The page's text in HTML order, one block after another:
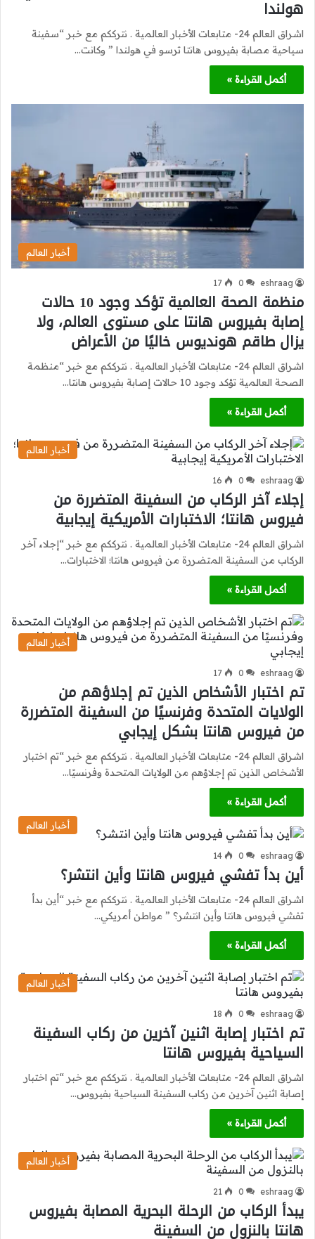
هولندا
اشراق العالم 24- متابعات الأخبار العالمية . نترككم مع خبر “سفينة
سياحية مصابة بفيروس هانتا ترسو في هولندا ” وكانت…
أكمل القراءة »
أخبار العالم
eshraag
0
17
منظمة الصحة العالمية تؤكد وجود 10 حالات
إصابة بفيروس هانتا على مستوى العالم، ولا
يزال طاقم هونديوس خاليًا من الأعراض
اشراق العالم 24- متابعات الأخبار العالمية . نترككم مع خبر “منظمة
الصحة العالمية تؤكد وجود 10 حالات إصابة بفيروس هانتا…
أكمل القراءة »
أخبار العالم
eshraag
0
16
إجلاء آخر الركاب من السفينة المتضررة من
فيروس هانتا؛ الاختبارات الأمريكية إيجابية
اشراق العالم 24- متابعات الأخبار العالمية . نترككم مع خبر “إجلاء آخر
الركاب من السفينة المتضررة من فيروس هانتا؛ الاختبارات…
أكمل القراءة »
أخبار العالم
eshraag
0
17
تم اختبار الأشخاص الذين تم إجلاؤهم من
الولايات المتحدة وفرنسيًا من السفينة المتضررة
من فيروس هانتا بشكل إيجابي
اشراق العالم 24- متابعات الأخبار العالمية . نترككم مع خبر “تم اختبار
الأشخاص الذين تم إجلاؤهم من الولايات المتحدة وفرنسيًا…
أكمل القراءة »
أخبار العالم
eshraag
0
14
أين بدأ تفشي فيروس هانتا وأين انتشر؟
اشراق العالم 24- متابعات الأخبار العالمية . نترككم مع خبر “أين بدأ
تفشي فيروس هانتا وأين انتشر؟ ” مواطن أمريكي…
أكمل القراءة »
أخبار العالم
eshraag
0
18
تم اختبار إصابة اثنين آخرين من ركاب السفينة
السياحية بفيروس هانتا
اشراق العالم 24- متابعات الأخبار العالمية . نترككم مع خبر “تم اختبار
إصابة اثنين آخرين من ركاب السفينة السياحية بفيروس…
أكمل القراءة »
أخبار العالم
eshraag
0
21
يبدأ الركاب من الرحلة البحرية المصابة بفيروس
هانتا بالنزول من السفينة